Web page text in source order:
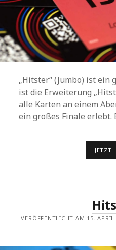
„Hitster“ (Jumbo) ist ein
ist die Erweiterung
alle Karten an einem
ein großes Finale erlebt.
JETZT
VERÖFFENTLICHT AM 15.